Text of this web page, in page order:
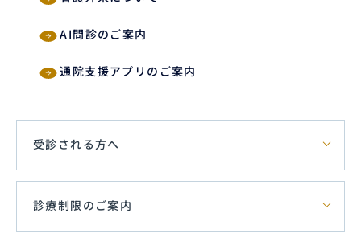
AI問診のご案内
通院支援アプリのご案内
受診される方へ
診療制限のご案内